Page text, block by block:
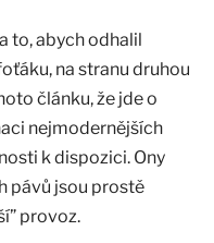
to, abych odhalil
na stranu druhou
článku, že jde o
nejmodernějších
k dispozici. Ony
pávů jsou prostě
provoz.